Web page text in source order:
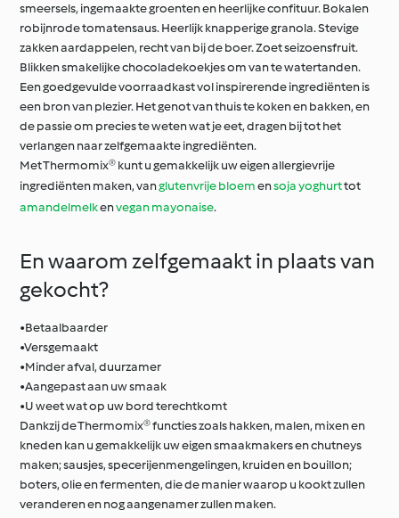
smeersels, ingemaakte groenten en heerlijke confituur. Bokalen
robijnrode tomatensaus. Heerlijk knapperige granola. Stevige
zakken aardappelen, recht van bij de boer. Zoet seizoensfruit.
Blikken smakelijke chocoladekoekjes om van te watertanden.
Een goedgevulde voorraadkast vol inspirerende ingrediënten is
een bron van plezier. Het genot van thuis te koken en bakken, en
de passie om precies te weten wat je eet, dragen bij tot het
verlangen naar zelfgemaakte ingrediënten.
Met Thermomix® kunt u gemakkelijk uw eigen allergievrije
ingrediënten maken, vanglutenvrije bloemensoja yoghurttot
amandelmelkenvegan mayonaise.
En waarom zelfgemaakt in plaats van
gekocht?
•Betaalbaarder
•Versgemaakt
•Minder afval, duurzamer
•Aangepast aan uw smaak
•U weet wat op uw bord terechtkomt
Dankzij de Thermomix® functies zoals hakken, malen, mixen en
kneden kan u gemakkelijk uw eigen smaakmakers en chutneys
maken; sausjes, specerijenmengelingen, kruiden en bouillon;
boters, olie en fermenten, die de manier waarop u kookt zullen
veranderen en nog aangenamer zullen maken.